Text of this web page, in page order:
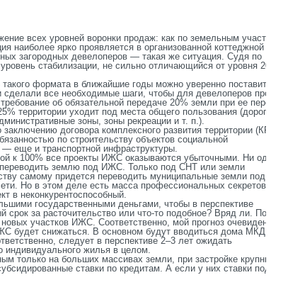
всех уровней воронки продаж: как по земельным участкам,
наиболее ярко проявляется в организованной коттеджной
загородных девелоперов — такая же ситуация. Судя по
стабилизации, не сильно отличающийся от уровня 2024
формата в ближайшие годы можно уверенно поставить
все необходимые шаги, чтобы для девелоперов проекты
об обязательной передаче 20% земли при ее переводе
территории уходит под места общего пользования (дороги,
зоны, зоны рекреации и т. п.).
договора комплексного развития территории (КРТ), в
по строительству объектов социальной
еще и транспортной инфраструктуры.
к 100% все проекты ИЖС оказываются убыточными. Ни один
землю под ИЖС. Только под СНТ или земли
самому придется переводить муниципальные земли под ИЖС,
Но в этом деле есть масса профессиональных секретов,
в неконкурентоспособный.
государственными деньгами, чтобы в перспективе
срок за расточительство или что-то подобное? Вряд ли. Поэтому
участков ИЖС. Соответственно, мой прогноз очевиден:
будет снижаться. В основном будут вводиться дома МКД и
следует в перспективе 2–3 лет ожидать
индивидуального жилья в целом.
только на больших массивах земли, при застройке крупными
ставки по кредитам. А если у них ставки под